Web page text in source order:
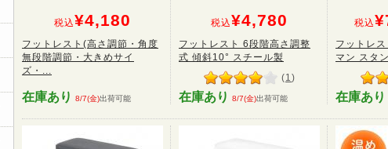
税込¥4,180
フットレスト(高さ調節・角度
無段階調節・大きめサイ
ズ・...
在庫あり 8/7(金)出荷可能
税込¥4,780
フットレスト 6段階高さ調整
式 傾斜10° スチール製
(1 )
在庫あり 8/7(金)出荷可能
税込
フットレ
マン スタ
在庫あり